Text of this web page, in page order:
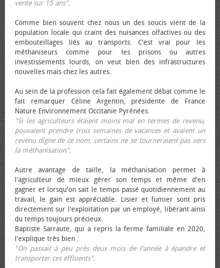
vente sur 15 ans".
Comme bien souvent chez nous un des soucis vient de la
population locale qui craint des nuisances olfactives ou des
embouteillages liés au transports. C'est vrai pour les
méthaniseurs comme pour les prisons ou autres
investissements lourds, on veut bien des infrastructures
nouvelles mais chez les autres.
Au sein de la profession cela fait également débat comme le
fait remarquer Céline Argentin, présidente de France
Nature Environnement Occitanie Pyrénées.
"Si les agriculteurs étaient moins mal en termes de revenu,
pouvaient prendre trois semaines de vacances et avaient un
revenu digne de ce nom, certains ne se tourneraient pas vers
la méthanisation".
Autre avantage de taille, la méthanisation permet à
l'agriculteur de mieux gérer son temps et même d'en
gagner et lorsqu'on sait le temps passé quotidiennement au
travail, le gain est appréciable. Lisier et fumier sont pris
directement sur l'exploitation par un employé, libérant ainsi
du temps toujours précieux.
Baptiste Sarraute, qui a repris la ferme familiale en 2020,
l'explique très bien :
"On passait à peu près deux mois de l'année à épandre et
transporter ces effluents".